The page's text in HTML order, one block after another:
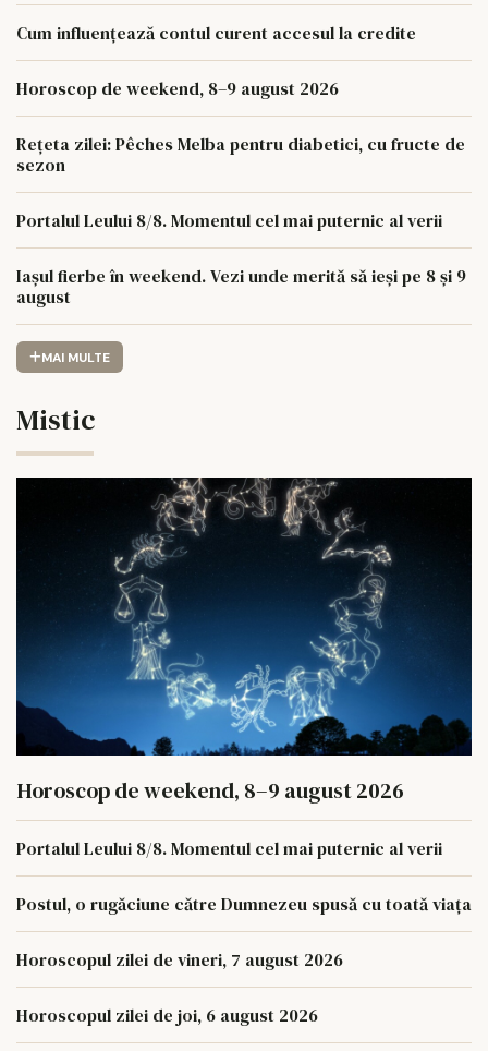
Cum influențează contul curent accesul la credite
Horoscop de weekend, 8–9 august 2026
Rețeta zilei: Pêches Melba pentru diabetici, cu fructe de
sezon
Portalul Leului 8/8. Momentul cel mai puternic al verii
Iașul fierbe în weekend. Vezi unde merită să ieși pe 8 și 9
august
MAI MULTE
Mistic
Horoscop de weekend, 8–9 august 2026
Portalul Leului 8/8. Momentul cel mai puternic al verii
Postul, o rugăciune către Dumnezeu spusă cu toată viața
Horoscopul zilei de vineri, 7 august 2026
Horoscopul zilei de joi, 6 august 2026